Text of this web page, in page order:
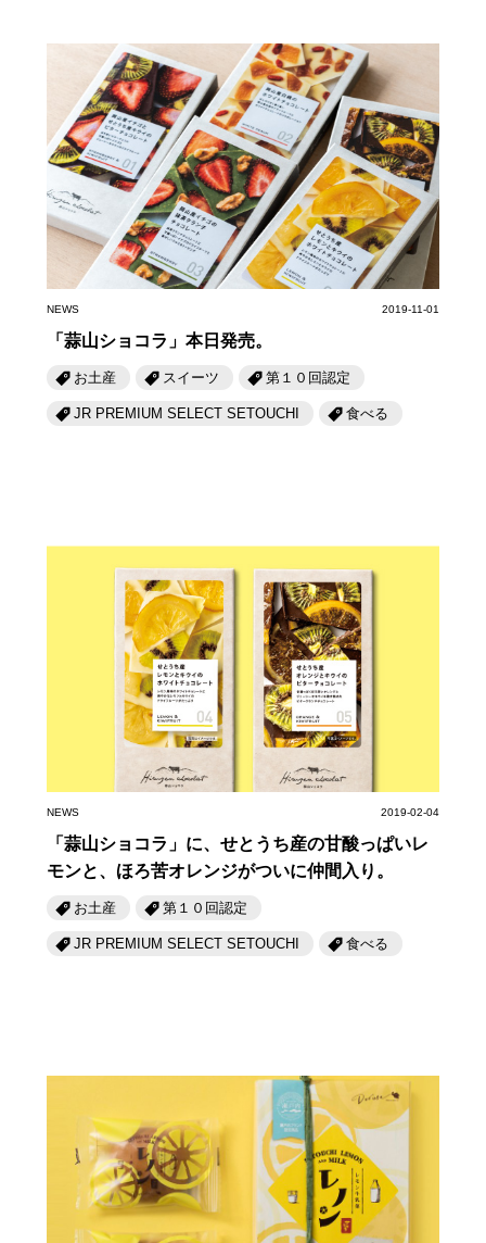
NEWS 2019-11-01
「蒜山ショコラ」本日発売。
お土産 スイーツ 第１０回認定
JR PREMIUM SELECT SETOUCHI 食べる
NEWS 2019-02-04
「蒜山ショコラ」に、せとうち産の甘酸っぱいレ
モンと、ほろ苦オレンジがついに仲間入り。
お土産 第１０回認定
JR PREMIUM SELECT SETOUCHI 食べる